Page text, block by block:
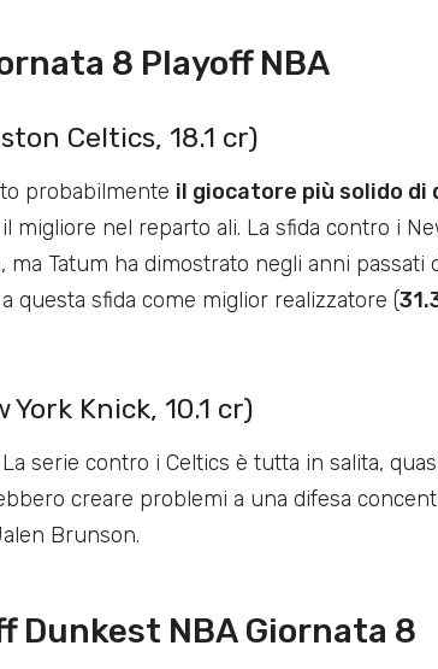
8 Playoff NBA
Celtics, 18.1 cr)
probabilmente il giocatore più solido
migliore nel reparto ali. La sfida contro i
ma Tatum ha dimostrato negli anni passati
questa sfida come miglior realizzatore (
York Knick, 10.1 cr)
serie contro i Celtics è tutta in salita,
creare problemi a una difesa
Brunson.
Dunkest NBA Giornata 8